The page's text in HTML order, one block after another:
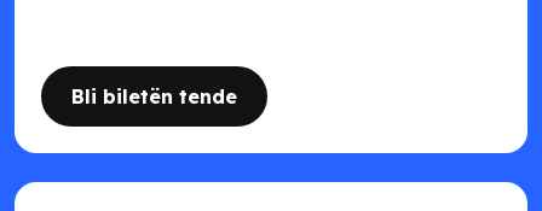
Bli biletën tende